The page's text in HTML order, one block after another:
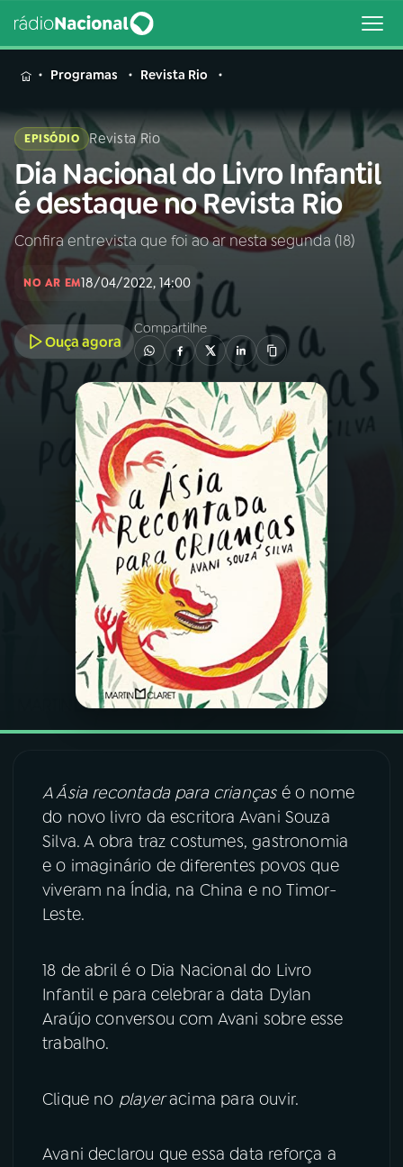
MENU
Buscar
na
Rádio
Nacional
Buscar
AO VIVO
01INÍCIO
02 A RÁDIO
PROGRAMAÇÃO
PROGRAMAS
PODCASTS
VIDEOCASTS
ÚLTIMAS
ACOMPANHE A RÁDIO NACIONAL
YouTube Facebook
Instagram X
Programas Revista Rio
EPISÓDIO Revista Rio
Dia Nacional do Livro Infantil
é destaque no Revista Rio
Confira entrevista que foi ao ar nesta segunda (18)
NO AR EM18/04/2022, 14:00
Ouça agora
Compartilhe
A Ásia recontada para criançasé o nome
do novo livro da escritora Avani Souza
Silva. A obra traz costumes, gastronomia
e o imaginário de diferentes povos que
viveram na Índia, na China e no Timor-
Leste.
18 de abril é o Dia Nacional do Livro
Infantil e para celebrar a data Dylan
Araújo conversou com Avani sobre esse
trabalho.
Clique no playeracima para ouvir.
Avani declarou que essa data reforça a